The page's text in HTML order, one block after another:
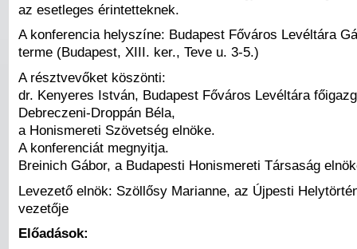
az esetleges érintetteknek.
A konferencia helyszíne: Budapest Főváros Levéltára
terme (Budapest, XIII. ker., Teve u. 3-5.)
A résztvevőket köszönti:
dr. Kenyeres István, Budapest Főváros Levéltára
Debreczeni-Droppán Béla,
a Honismereti Szövetség elnöke.
A konferenciát megnyitja.
Breinich Gábor, a Budapesti Honismereti Társaság
Levezető elnök: Szöllősy Marianne, az Újpesti
vezetője
Előadások: